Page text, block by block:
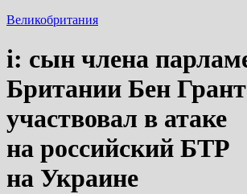
Великобритания
i: сын члена
Британии Бен Грант
участвовал в атаке
на российский БТР
на Украине